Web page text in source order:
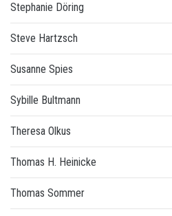
Stephanie Döring
Steve Hartzsch
Susanne Spies
Sybille Bultmann
Theresa Olkus
Thomas H. Heinicke
Thomas Sommer